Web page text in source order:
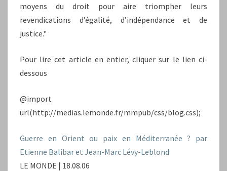
moyens du droit pour aire triompher leurs
revendications d’égalité, d’indépendance et de
justice."
Pour lire cet article en entier, cliquer sur le lien ci-
dessous
@import
url(http://medias.lemonde.fr/mmpub/css/blog.css);
Guerre en Orient ou paix en Méditerranée ? par
Etienne Balibar et Jean-Marc Lévy-Leblond
LE MONDE | 18.08.06